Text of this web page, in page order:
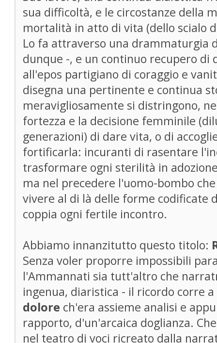
sua difficoltà, e le circostanze della
mortalità in atto di vita (dello scialo
Lo fa attraverso una drammaturgia
dunque -, e un continuo recupero di
all'epos partigiano di coraggio e
disegna una pertinente e continua
meravigliosamente si distringono,
fortezza e la decisione femminile
generazioni) di dare vita, o di
fortificarla: incuranti di rasentare
trasformare ogni sterilità in
ma nel precedere l'uomo-bombo
vivere al di là delle forme codificate
coppia ogni fertile incontro.
Abbiamo innanzitutto questo titolo:
Senza voler proporre impossibili
l'Ammannati sia tutt'altro che
ingenua, diaristica - il ricordo corre
dolore ch'era assieme analisi e
rapporto, d'un'arcaica doglianza.
nel teatro di voci ricreato dalla